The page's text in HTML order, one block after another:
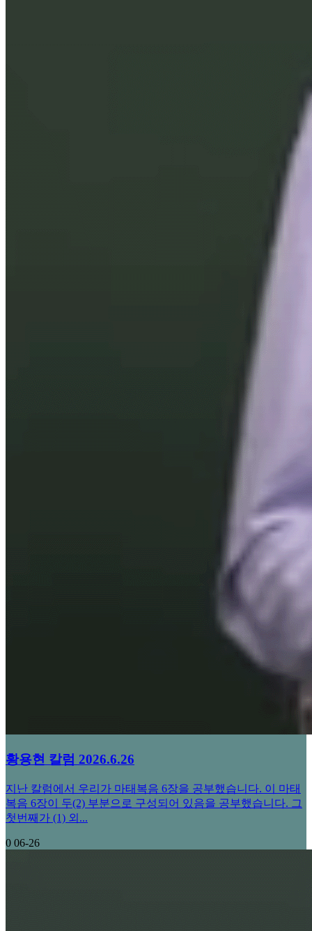
황용현 칼럼 2026.6.26
지난 칼럼에서 우리가 마태복음 6장을 공부했습니다. 이 마태
복음 6장이 두(2) 부분으로 구성되어 있음을 공부했습니다. 그
첫번째가 (1) 외...
0 06-26